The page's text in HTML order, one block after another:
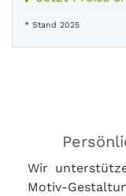
* Stand 2025
Wir
Motiv-